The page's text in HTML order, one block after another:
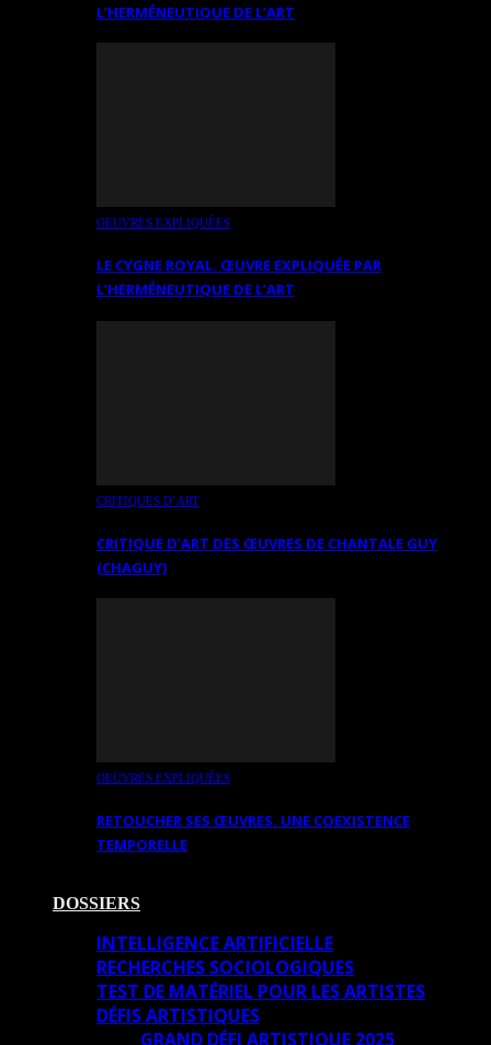
L’HERMÉNEUTIQUE DE L’ART
OEUVRES EXPLIQUÉES
LE CYGNE ROYAL. ŒUVRE EXPLIQUÉE PAR
L’HERMÉNEUTIQUE DE L’ART
CRITIQUES D’ART
CRITIQUE D’ART DES ŒUVRES DE CHANTALE GUY
(CHAGUY)
OEUVRES EXPLIQUÉES
RETOUCHER SES ŒUVRES. UNE COEXISTENCE
TEMPORELLE
DOSSIERS
INTELLIGENCE ARTIFICIELLE
RECHERCHES SOCIOLOGIQUES
TEST DE MATÉRIEL POUR LES ARTISTES
DÉFIS ARTISTIQUES
GRAND DÉFI ARTISTIQUE 2025